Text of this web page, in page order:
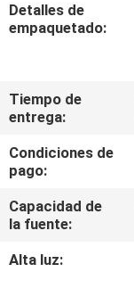
DE
FÁBRICA
CONTROL
DE
CALIDAD
ÉNTRENOS
Detalles de
empaquetado:
Tiempo de
entrega:
Condiciones de
pago:
Capacidad de
la fuente:
Alta luz: